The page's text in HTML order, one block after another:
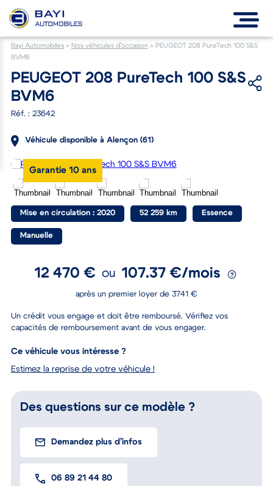
Bayi Automobiles> Nos véhicules d’occasion> PEUGEOT 208 PureTech 100 S&S
BVM6
PEUGEOT 208 PureTech 100 S&S
BVM6
Réf. : 23642
Véhicule disponible à Alençon (61)
Garantie 10 ans
Mise en circulation : 2020 52 259 km Essence
Manuelle
12 470 € ou 107.37 €/mois
après un premier loyer de 3741 €
Un crédit vous engage et doit être remboursé. Vérifiez vos
capacités de remboursement avant de vous engager.
Ce véhicule vous intéresse ?
Estimez la reprise de votre véhicule !
Des questions sur ce modèle ?
Demandez plus d’infos
06 89 21 44 80